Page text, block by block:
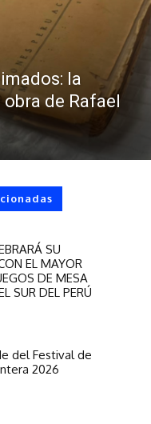
la
de Rafael
SU
EL MAYOR
DE MESA
SUR DEL PERÚ
del Festival de
2026